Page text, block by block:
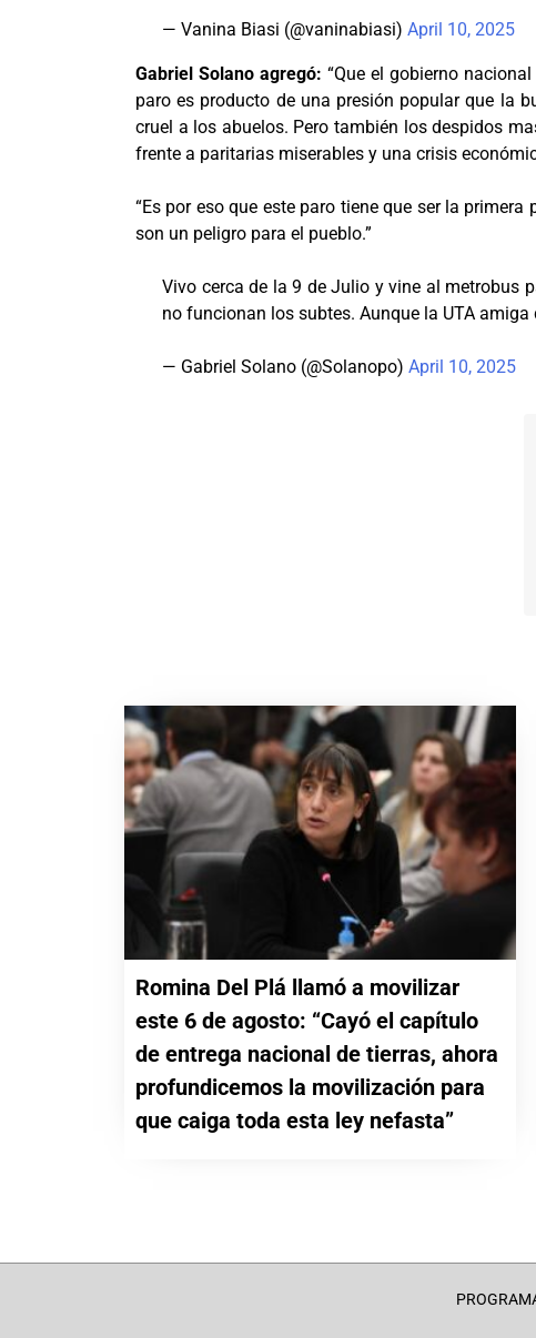
— Vanina Biasi (@vaninabiasi) April 10, 2025
Gabriel Solano agregó: “Que el gobierno
paro es producto de una presión popular que la
cruel a los abuelos. Pero también los despidos
frente a paritarias miserables y una crisis
“Es por eso que este paro tiene que ser la
son un peligro para el pueblo.”
Vivo cerca de la 9 de Julio y vine al metrobus
no funcionan los subtes. Aunque la UTA
— Gabriel Solano (@Solanopo) April 10, 2025
Romina Del Plá llamó a movilizar
este 6 de agosto: “Cayó el capítulo
de entrega nacional de tierras, ahora
profundicemos la movilización para
que caiga toda esta ley nefasta”